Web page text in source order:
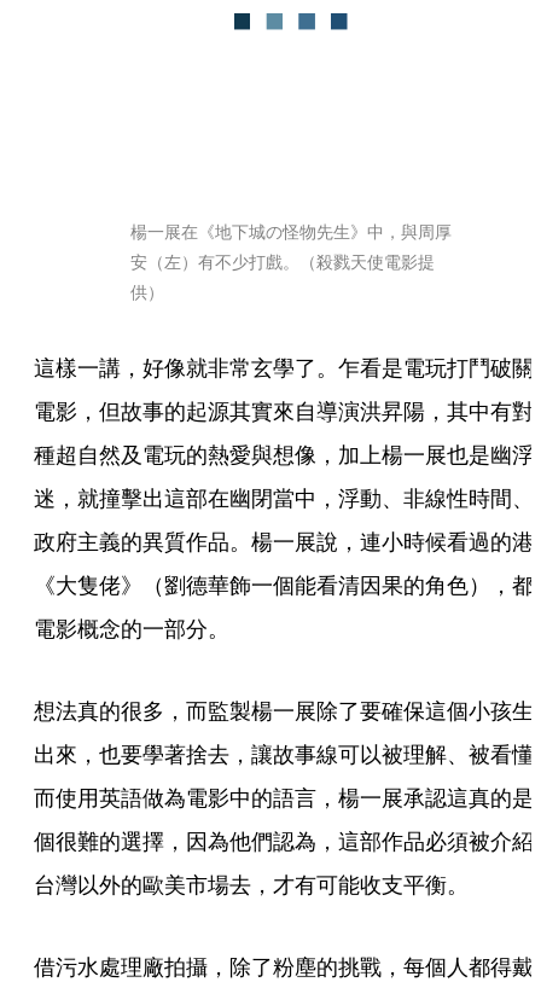
楊一展在《地下城の怪物先生》中，與周厚
安（左）有不少打戲。（殺戮天使電影提
供）
這樣一講，好像就非常玄學了。乍看是電玩打鬥破關
電影，但故事的起源其實來自導演洪昇陽，其中有對
種超自然及電玩的熱愛與想像，加上楊一展也是幽浮
迷，就撞擊出這部在幽閉當中，浮動、非線性時間、
政府主義的異質作品。楊一展說，連小時候看過的港
《大隻佬》（劉德華飾一個能看清因果的角色），都
電影概念的一部分。
想法真的很多，而監製楊一展除了要確保這個小孩生
出來，也要學著捨去，讓故事線可以被理解、被看懂
而使用英語做為電影中的語言，楊一展承認這真的是
個很難的選擇，因為他們認為，這部作品必須被介紹
台灣以外的歐美市場去，才有可能收支平衡。
借污水處理廠拍攝，除了粉塵的挑戰，每個人都得戴